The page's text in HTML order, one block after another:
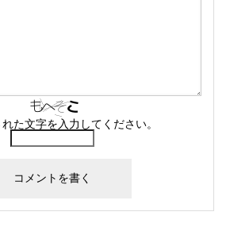
れた文字を入力してください。